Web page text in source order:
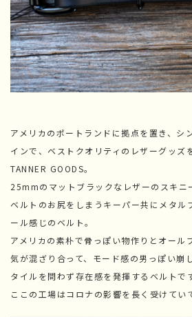
アメリカのポートランドに拠点を置き、シ
インで、ベストクオリティのレザーグッズ
TANNER GOODS。
25mmのマットブラックなレザーのスキニ
ベルトのお尻をしまうキーパー共にメタル
ール感じのベルト。
アメリカの素朴で骨っぽい物作りとオール
気が混ざり合って、モード感の男っぽい崩
タイルを問わず存在感を発揮するベルトです
ここの工場はコロナの影響を長く受けてい